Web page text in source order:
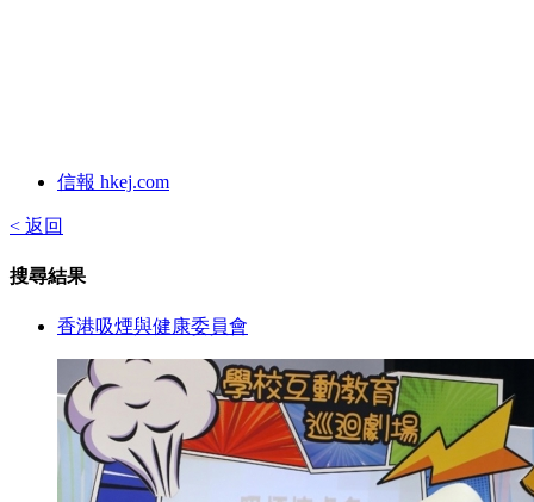
信報 hkej.com
< 返回
搜尋結果
香港吸煙與健康委員會